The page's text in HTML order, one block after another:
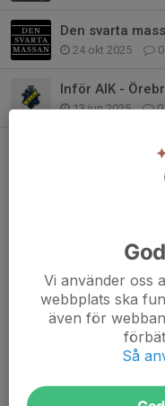
Den svarta
24 okt 2025 0
Inför AIK -
13 jun 2025 0
Kommande
Carlstad
U18 2026–
Sön 6/9
11:00 Blackebergs
Vi använder oss
webbplats ska
även för
Så